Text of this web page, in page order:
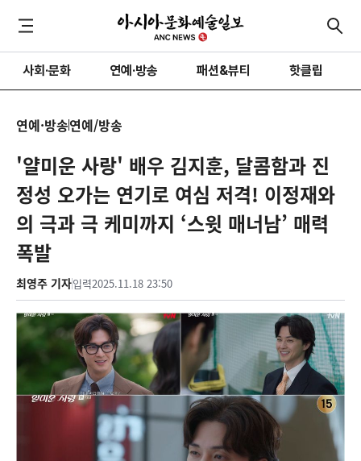
사회·문화 연예·방송 패션&뷰티 핫클립
연예·방송연예/방송
'얄미운 사랑' 배우 김지훈, 달콤함과 진
정성 오가는 연기로 여심 저격! 이정재와
의 극과 극 케미까지 ‘스윗 매너남’ 매력
폭발
최영주 기자입력2025.11.18 23:50